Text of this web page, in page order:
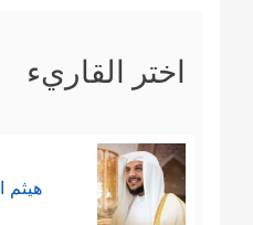
اختر القاريء
هيثم